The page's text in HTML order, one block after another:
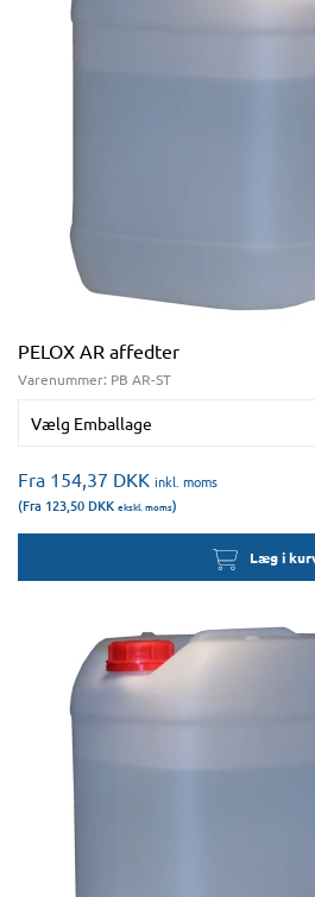
PELOX AR affedter
Varenummer: PB AR-ST
Vælg Emballage
Fra 154,37 DKK inkl. moms
(Fra 123,50 DKK ekskl. moms)
Læg i